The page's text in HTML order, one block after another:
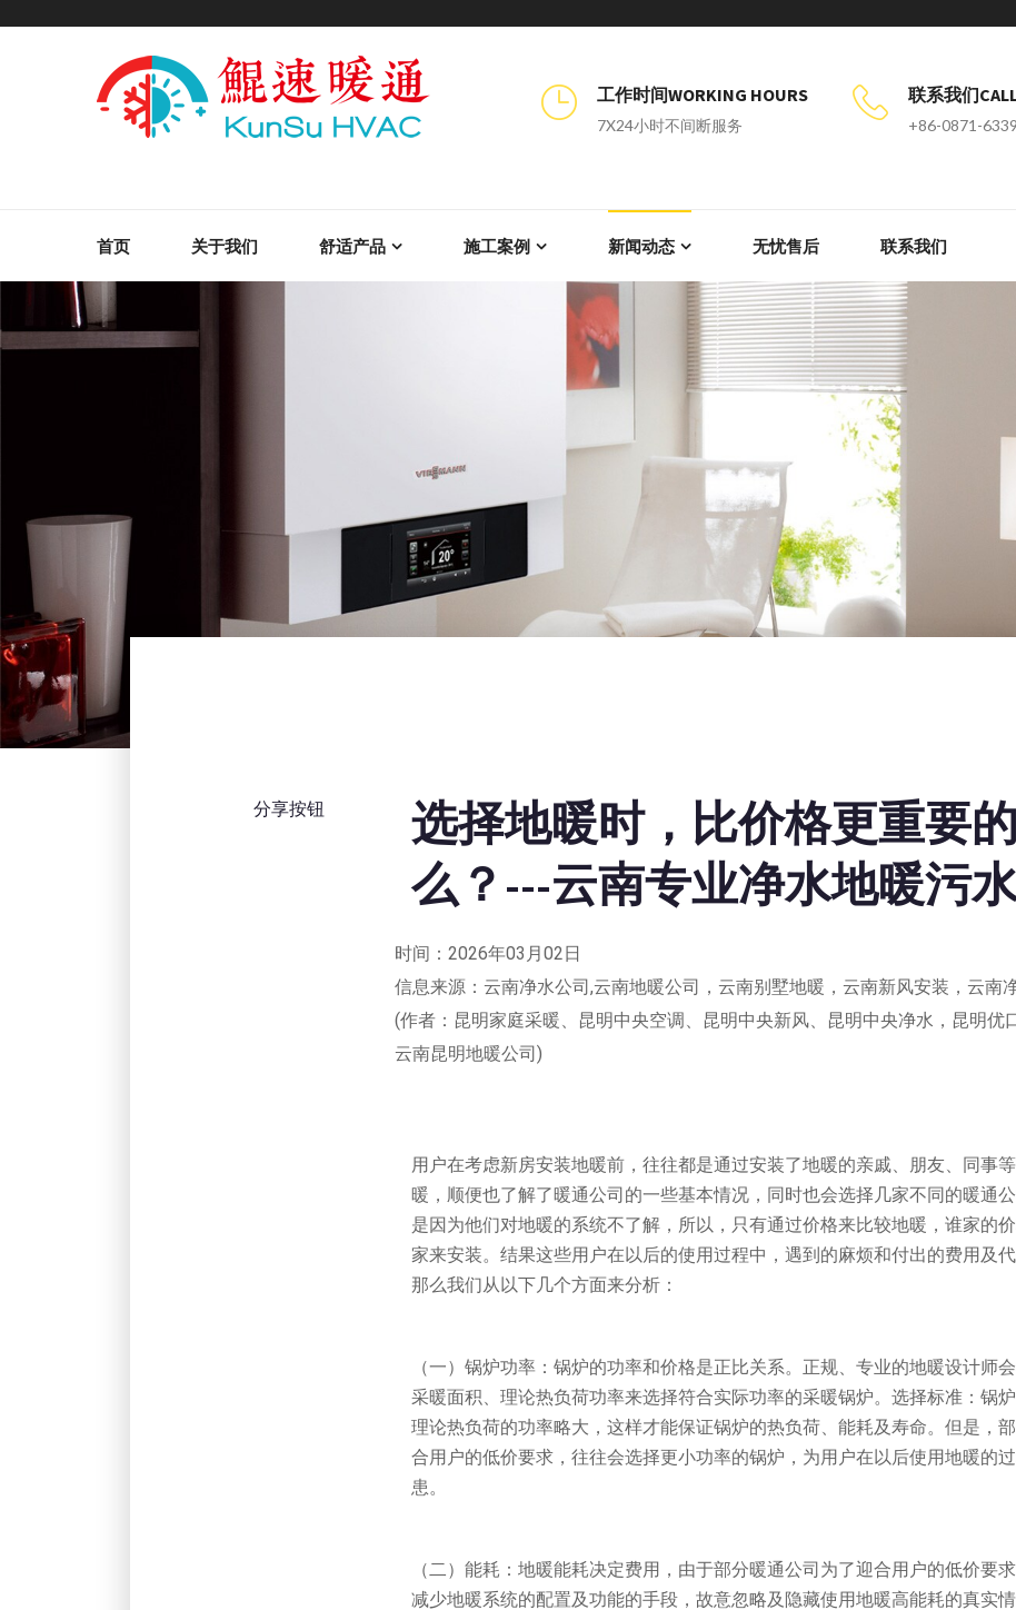
工作时间WORKING HOURS
7X24小时不间断服务
联系我们
+86-0871-
首页 关于我们 舒适产品 施工案例 新闻动态 无忧售后 联系我们
分享按钮
选择地暖时，比价格更重要
么？---云南专业净水地暖污
时间：2026年03月02日
信息来源：云南净水公司,云南地暖公司，云南别墅地暖，云南新风安装，云南
(作者：昆明家庭采暖、昆明中央空调、昆明中央新风、昆明中央净水，昆明优
云南昆明地暖公司)
用户在考虑新房安装地暖前，往往都是通过安装了地暖的亲戚、朋友、同事
暖，顺便也了解了暖通公司的一些基本情况，同时也会选择几家不同的暖通
是因为他们对地暖的系统不了解，所以，只有通过价格来比较地暖，谁家的
家来安装。结果这些用户在以后的使用过程中，遇到的麻烦和付出的费用及代
那么我们从以下几个方面来分析：
（一）锅炉功率：锅炉的功率和价格是正比关系。正规、专业的地暖设计师
采暖面积、理论热负荷功率来选择符合实际功率的采暖锅炉。选择标准：锅
理论热负荷的功率略大，这样才能保证锅炉的热负荷、能耗及寿命。但是，
合用户的低价要求，往往会选择更小功率的锅炉，为用户在以后使用地暖的
患。
（二）能耗：地暖能耗决定费用，由于部分暖通公司为了迎合用户的低价要
减少地暖系统的配置及功能的手段，故意忽略及隐藏使用地暖高能耗的真实